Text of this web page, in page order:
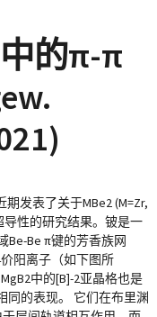
的π-π
发表了关于MBe2 (M=Zr,
性的研究结果。铍是一
Be-Be π键的芳香族网
阳离子（如下图所
中的[B]-2亚晶格也是
同的表现。 它们在布里渊